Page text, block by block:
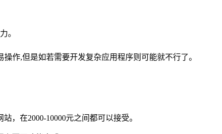
。
作,但是如若需要开发复杂应用程序则可能就不行了。
，在2000-10000元之间都可以接受。